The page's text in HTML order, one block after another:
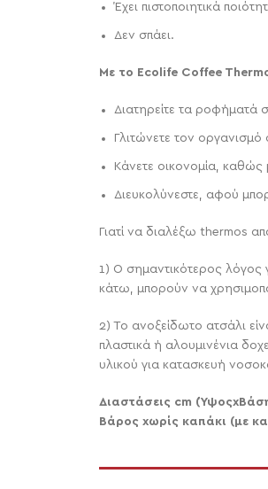
Έχει πιστοποιητικά
Δεν σπάει.
Mε το Ecolife Coffee
Διατηρείτε τα ροφήματά
Γλιτώνετε τον οργανισμό
Κάνετε οικονομία, καθώς
Διευκολύνεστε, αφού
Γιατί να διαλέξω thermos
1) O σημαντικότερος λόγος
κάτω, μπορούν να
2) Το ανοξείδωτο ατσάλι
πλαστικά ή αλουμινένια
υλικού για κατασκευή
Διαστάσεις cm
Βάρος xωρίς καπάκι (με